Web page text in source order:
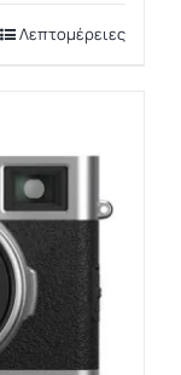
Λεπτομέρειες